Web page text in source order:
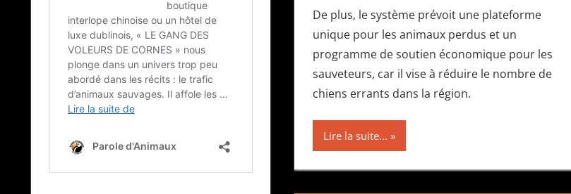
De plus, le système prévoit une plateforme
unique pour les animaux perdus et un
programme de soutien économique pour les
sauveteurs, car il vise à réduire le nombre de
chiens errants dans la région.
Lire la suite...